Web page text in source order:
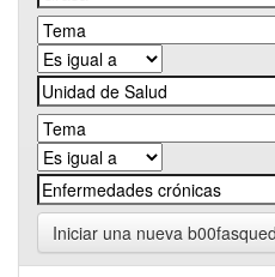
Iniciar una nueva